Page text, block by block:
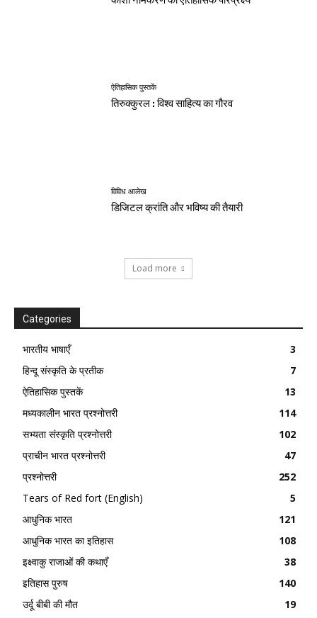
ऐतिहासिक पुस्तकें
तिरुक्कुरल : विश्व साहित्य का गौरव
विविध आलेख
डिजिटल क्रांति और भविष्य की तैयारी
Load more
Categories
भारतीय भाषाएँ
3
हिन्दू संस्कृति के प्रतीक
7
ऐतिहासिक पुस्तकें
13
मध्यकालीन भारत प्रश्नोत्तरी
114
सभ्यता संस्कृति प्रश्नोत्तरी
102
प्राचीन भारत प्रश्नोत्तरी
47
प्रश्नोत्तरी
252
Tears of Red fort (English)
5
आधुनिक भारत
121
आधुनिक भारत का इतिहास
108
इक्ष्वाकु राजाओं की कथाएँ
38
इतिहास पुरुष
140
उर्दू बीबी की मौत
19